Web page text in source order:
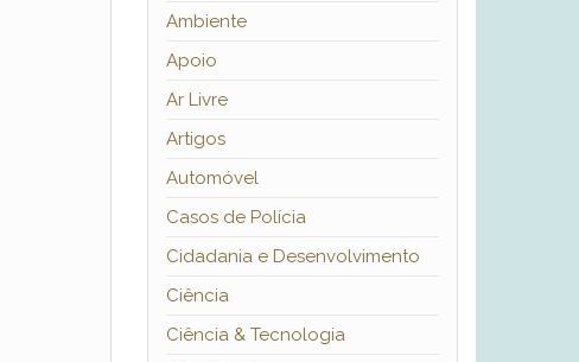
Ambiente
Apoio
Ar Livre
Artigos
Automóvel
Casos de Polícia
Cidadania e Desenvolvimento
Ciência
Ciência & Tecnologia